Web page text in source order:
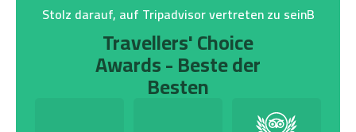
Stolz darauf, auf Tripadvisor vertreten zu seinB
Travellers' Choice
Awards - Beste der
Besten